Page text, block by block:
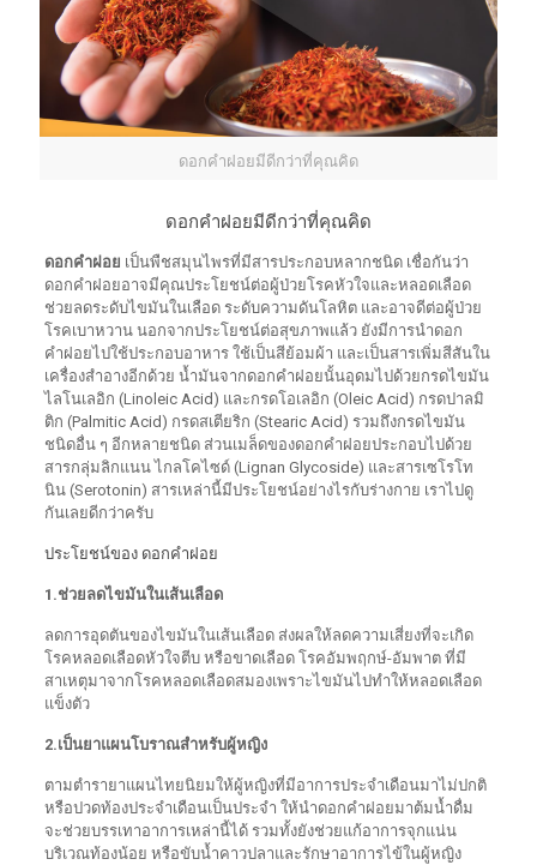
ดอกคำฝอยมีดีกว่าที่คุณคิด
ดอกคำฝอยมีดีกว่าที่คุณคิด
ดอกคำฝอย เป็นพืชสมุนไพรที่มีสารประกอบหลากชนิด เชื่อกันว่า
ดอกคำฝอยอาจมีคุณประโยชน์ต่อผู้ป่วยโรคหัวใจและหลอดเลือด
ช่วยลดระดับไขมันในเลือด ระดับความดันโลหิต และอาจดีต่อผู้ป่วย
โรคเบาหวาน นอกจากประโยชน์ต่อสุขภาพแล้ว ยังมีการนำดอก
คำฝอยไปใช้ประกอบอาหาร ใช้เป็นสีย้อมผ้า และเป็นสารเพิ่มสีสันใน
เครื่องสำอางอีกด้วย น้ำมันจากดอกคำฝอยนั้นอุดมไปด้วยกรดไขมัน
ไลโนเลอิก (Linoleic Acid) และกรดโอเลอิก (Oleic Acid) กรดปาลมิ
ติก (Palmitic Acid) กรดสเตียริก (Stearic Acid) รวมถึงกรดไขมัน
ชนิดอื่น ๆ อีกหลายชนิด ส่วนเมล็ดของดอกคำฝอยประกอบไปด้วย
สารกลุ่มลิกแนน ไกลโคไซด์ (Lignan Glycoside) และสารเซโรโท
นิน (Serotonin) สารเหล่านี้มีประโยชน์อย่างไรกับร่างกาย เราไปดู
กันเลยดีกว่าครับ
ประโยชน์ของ ดอกคำฝอย
1.ช่วยลดไขมันในเส้นเลือด
ลดการอุดตันของไขมันในเส้นเลือด ส่งผลให้ลดความเสี่ยงที่จะเกิด
โรคหลอดเลือดหัวใจตีบ หรือขาดเลือด โรคอัมพฤกษ์-อัมพาต ที่มี
สาเหตุมาจากโรคหลอดเลือดสมองเพราะไขมันไปทำให้หลอดเลือด
แข็งตัว
2.เป็นยาแผนโบราณสำหรับผู้หญิง
ตามตำรายาแผนไทยนิยมให้ผู้หญิงที่มีอาการประจำเดือนมาไม่ปกติ
หรือปวดท้องประจำเดือนเป็นประจำ ให้นำดอกคำฝอยมาต้มน้ำดื่ม
จะช่วยบรรเทาอาการเหล่านี้ได้ รวมทั้งยังช่วยแก้อาการจุกแน่น
บริเวณท้องน้อย หรือขับน้ำคาวปลาและรักษาอาการไข้ในผู้หญิง